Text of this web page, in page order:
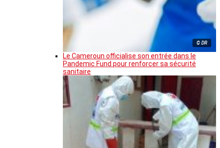
© DR
Le Cameroun officialise son entrée dans le
Pandemic Fund pour renforcer sa sécurité
sanitaire